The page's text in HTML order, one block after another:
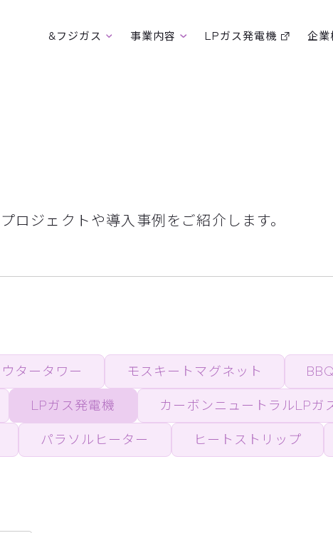
&フジガス 事業内容 LPガス発電機 企業
ロジェクトや導入事例をご紹介します。
タータワー モスキートマグネット
LPガス発電機 カーボンニュートラルLPガ
パラソルヒーター ヒートストリップ